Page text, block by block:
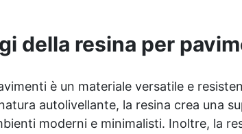
della resina per
è un materiale versatile e
autolivellante, la resina crea una
moderni e minimalisti. Inoltre, la